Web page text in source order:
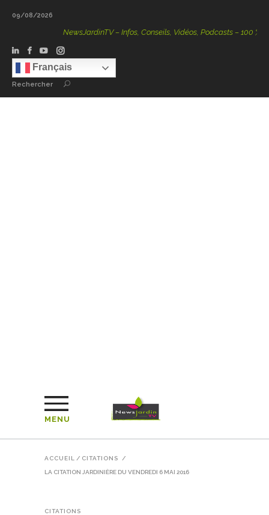
09/08/2026
NewsJardinTV – Infos, Conseils, Vidéos, Podcasts – 100 %
Français
Rechercher
MENU
ACCUEIL / CITATIONS /
LA CITATION JARDINIÈRE DU VENDREDI 6 MAI 2016
CITATIONS